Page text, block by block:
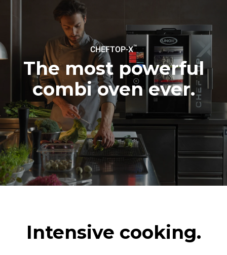
假设每天使用烤箱(300天/年)：
6次轻载烤鸡(载量为20%)
1次满载烘烤土豆
3次满载蒸汽烹饪
180°C空烤箱2小时
1次长时清洗
1次中时清洗
CHEFTOP-X™
The most powerful
combi oven ever.
Intensive cooking.